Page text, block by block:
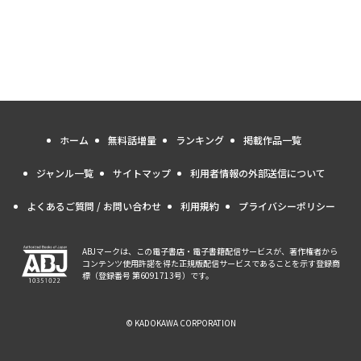
ホーム 無料話増量 ランキング 掲載作品一覧
ジャンル一覧 サイトマップ 利用者情報の外部送信について
よくあるご質問 / お問い合わせ 利用規約 プライバシーポリシー
ABJマークは、この電子書店・電子書籍配信サービスが、著作権者から
コンテンツ使用許諾を得た正規版配信サービスであることを示す登録商
標（登録番号 第6091713号）です。
© KADOKAWA CORPORATION